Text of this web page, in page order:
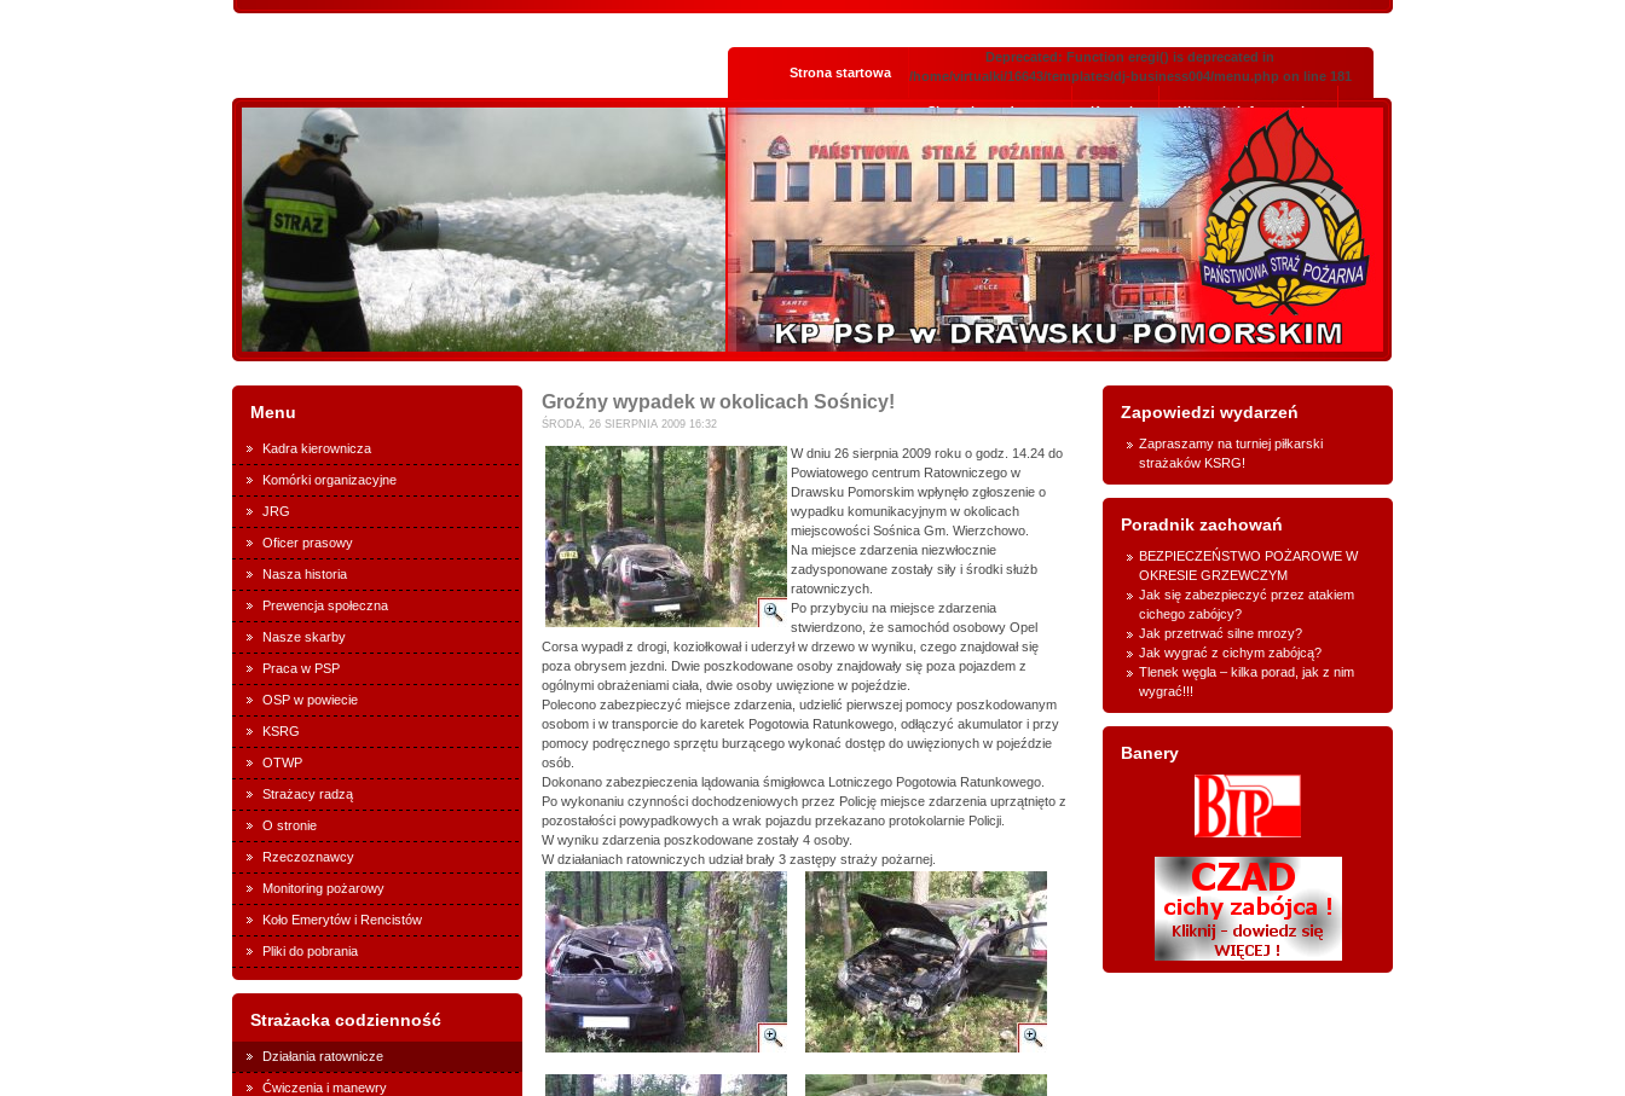
Strona startowa
Deprecated: Function eregi() is deprecated in
/home/virtualki/16643/templates/dj-business004/menu.php on line 181
Skrzynka podawcza Kontakt Klauzula informacyjna
Menu
Kadra kierownicza
Komórki organizacyjne
JRG
Oficer prasowy
Nasza historia
Prewencja społeczna
Nasze skarby
Praca w PSP
OSP w powiecie
KSRG
OTWP
Strażacy radzą
O stronie
Rzeczoznawcy
Monitoring pożarowy
Koło Emerytów i Rencistów
Pliki do pobrania
Strażacka codzienność
Działania ratownicze
Ćwiczenia i manewry
Groźny wypadek w okolicach Sośnicy!
ŚRODA, 26 SIERPNIA 2009 16:32
W dniu 26 sierpnia 2009 roku o godz. 14.24 do
Powiatowego centrum Ratowniczego w
Drawsku Pomorskim wpłynęło zgłoszenie o
wypadku komunikacyjnym w okolicach
miejscowości Sośnica Gm. Wierzchowo.
Na miejsce zdarzenia niezwłocznie
zadysponowane zostały siły i środki służb
ratowniczych.
Po przybyciu na miejsce zdarzenia
stwierdzono, że samochód osobowy Opel
Corsa wypadł z drogi, koziołkował i uderzył w drzewo w wyniku, czego znajdował się
poza obrysem jezdni. Dwie poszkodowane osoby znajdowały się poza pojazdem z
ogólnymi obrażeniami ciała, dwie osoby uwięzione w pojeździe.
Polecono zabezpieczyć miejsce zdarzenia, udzielić pierwszej pomocy poszkodowanym
osobom i w transporcie do karetek Pogotowia Ratunkowego, odłączyć akumulator i przy
pomocy podręcznego sprzętu burzącego wykonać dostęp do uwięzionych w pojeździe
osób.
Dokonano zabezpieczenia lądowania śmigłowca Lotniczego Pogotowia Ratunkowego.
Po wykonaniu czynności dochodzeniowych przez Policję miejsce zdarzenia uprzątnięto z
pozostałości powypadkowych a wrak pojazdu przekazano protokolarnie Policji.
W wyniku zdarzenia poszkodowane zostały 4 osoby.
W działaniach ratowniczych udział brały 3 zastępy straży pożarnej.
Zapowiedzi wydarzeń
Zapraszamy na turniej piłkarski
strażaków KSRG!
Poradnik zachowań
BEZPIECZEŃSTWO POŻAROWE W
OKRESIE GRZEWCZYM
Jak się zabezpieczyć przez atakiem
cichego zabójcy?
Jak przetrwać silne mrozy?
Jak wygrać z cichym zabójcą?
Tlenek węgla – kilka porad, jak z nim
wygrać!!!
Banery